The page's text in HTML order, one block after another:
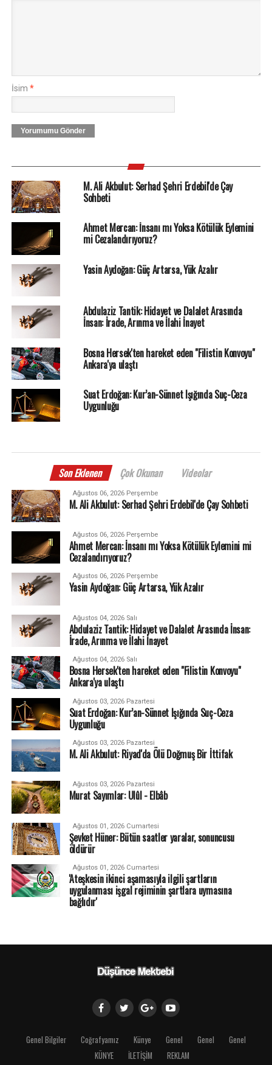
İsim *
Yorumumu Gönder
M. Ali Akbulut: Serhad Şehri Erdebil'de Çay
Sohbeti
Ahmet Mercan: İnsanı mı Yoksa Kötülük Eylemini
mi Cezalandırıyoruz?
Yasin Aydoğan: Güç Artarsa, Yük Azalır
Abdulaziz Tantik: Hidayet ve Dalalet Arasında
İnsan: İrade, Arınma ve İlahi İnayet
Bosna Hersek'ten hareket eden "Filistin Konvoyu"
Ankara'ya ulaştı
Suat Erdoğan: Kur’an-Sünnet Işığında Suç-Ceza
Uygunluğu
Son Eklenen Çok Okunan Videolar
Ağustos 06, 2026 Perşembe
M. Ali Akbulut: Serhad Şehri Erdebil'de Çay Sohbeti
Ağustos 06, 2026 Perşembe
Ahmet Mercan: İnsanı mı Yoksa Kötülük Eylemini mi
Cezalandırıyoruz?
Ağustos 06, 2026 Perşembe
Yasin Aydoğan: Güç Artarsa, Yük Azalır
Ağustos 04, 2026 Salı
Abdulaziz Tantik: Hidayet ve Dalalet Arasında İnsan:
İrade, Arınma ve İlahi İnayet
Ağustos 04, 2026 Salı
Bosna Hersek'ten hareket eden "Filistin Konvoyu"
Ankara'ya ulaştı
Ağustos 03, 2026 Pazartesi
Suat Erdoğan: Kur’an-Sünnet Işığında Suç-Ceza
Uygunluğu
Ağustos 03, 2026 Pazartesi
M. Ali Akbulut: Riyad'da Ölü Doğmuş Bir İttifak
Ağustos 03, 2026 Pazartesi
Murat Sayımlar: Ulûl - Elbâb
Ağustos 01, 2026 Cumartesi
Şevket Hüner: Bütün saatler yaralar, sonuncusu
öldürür
Ağustos 01, 2026 Cumartesi
'Ateşkesin ikinci aşamasıyla ilgili şartların
uygulanması işgal rejiminin şartlara uymasına
bağlıdır'
Genel Bilgiler Coğrafyamız Künye Genel Genel
Genel
KÜNYE
İLETİŞİM REKLAM